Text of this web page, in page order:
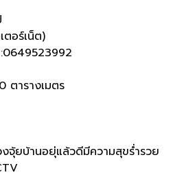
อร์เน็ต)
ตารางเมตร
จุ้ยบ้านอยุ่แล้วดีมีความสุขร่ำรวย